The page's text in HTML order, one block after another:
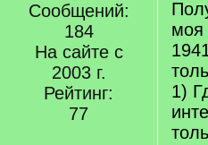
Сообщений:
184
На сайте с
2003 г.
Рейтинг:
77
моя
1)